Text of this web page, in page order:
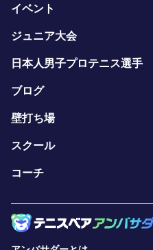
イベント
ジュニア大会
日本人男子プロテニス選手
ブログ
壁打ち場
スクール
コーチ